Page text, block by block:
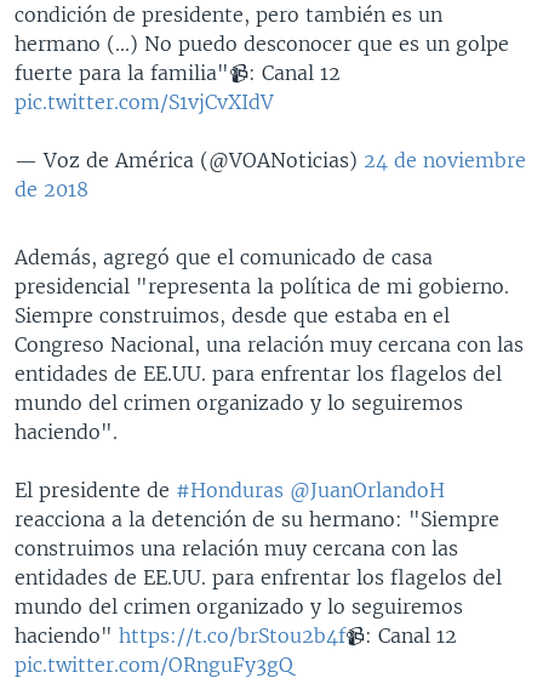
condición de presidente, pero también es un
hermano (...) No puedo desconocer que es un golpe
fuerte para la familia"📹: Canal 12
pic.twitter.com/S1vjCvXIdV
— Voz de América (@VOANoticias) 24 de noviembre
de 2018
​Además, agregó que el comunicado de casa
presidencial "representa la política de mi gobierno.
Siempre construimos, desde que estaba en el
Congreso Nacional, una relación muy cercana con las
entidades de EE.UU. para enfrentar los flagelos del
mundo del crimen organizado y lo seguiremos
haciendo".
El presidente de #Honduras @JuanOrlandoH
reacciona a la detención de su hermano: "Siempre
construimos una relación muy cercana con las
entidades de EE.UU. para enfrentar los flagelos del
mundo del crimen organizado y lo seguiremos
haciendo" https://t.co/brStou2b4f📹: Canal 12
pic.twitter.com/ORnguFy3gQ